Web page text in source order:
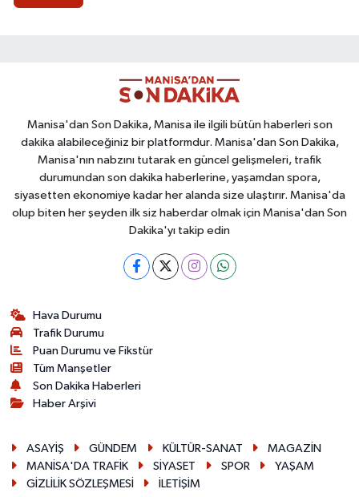
Manisa'dan Son Dakika, Manisa ile ilgili bütün haberleri son
dakika alabileceğiniz bir platformdur. Manisa'dan Son Dakika,
Manisa'nın nabzını tutarak en güncel gelişmeleri, trafik
durumundan son dakika haberlerine, yaşamdan spora,
siyasetten ekonomiye kadar her alanda size ulaştırır. Manisa'da
olup biten her şeyden ilk siz haberdar olmak için Manisa'dan Son
Dakika'yı takip edin
Hava Durumu
Trafik Durumu
Puan Durumu ve Fikstür
Tüm Manşetler
Son Dakika Haberleri
Haber Arşivi
ASAYİŞ GÜNDEM KÜLTÜR-SANAT
MAGAZİN
MANİSA'DA TRAFİK
SİYASET SPOR
YAŞAM
GİZLİLİK SÖZLEŞMESİ
İLETİŞİM